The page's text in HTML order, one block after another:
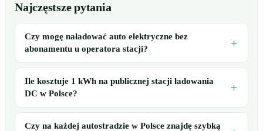
Najczęstsze pytania
Czy mogę naładować auto elektryczne bez
abonamentu u operatora stacji?
Ile kosztuje 1 kWh na publicznej stacji ładowania
DC w Polsce?
Czy na każdej autostradzie w Polsce znajdę szybką